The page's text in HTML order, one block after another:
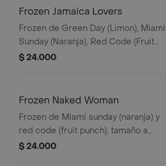
Frozen Jamaica Lovers
Frozen de Green Day (Limon), Miami
Sunday (Naranja), Red Code (Fruit
Punch) y Blue Moon (Maracuyá),
$ 24.000
Frozen Naked Woman
Frozen de Miami sunday (naranja) y
red code (fruit punch), tamaño a
elegir.
$ 24.000